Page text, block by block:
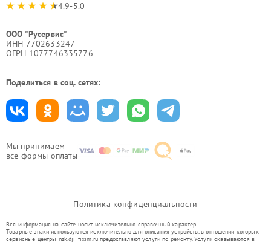
Мы принимаем
все формы оплаты
4.9-5.0
ООО "Русервис"
ИНН 7702633247
ОГРН 1077746335776
Поделиться в соц. сетях:
Политика конфиденциальности
Вся информация на сайте носит исключительно справочный характер.
Товарные знаки используются исключительно для описания устройств, в отношении которых
сервисные центры nzk.dji-fixim.ru предоставляют услуги по ремонту. Услуги оказываются в